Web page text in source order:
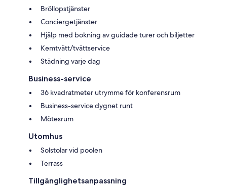
Bröllopstjänster
Conciergetjänster
Hjälp med bokning av guidade turer och biljetter
Kemtvätt/tvättservice
Städning varje dag
Business-service
36 kvadratmeter utrymme för konferensrum
Business-service dygnet runt
Mötesrum
Utomhus
Solstolar vid poolen
Terrass
Tillgänglighetsanpassning